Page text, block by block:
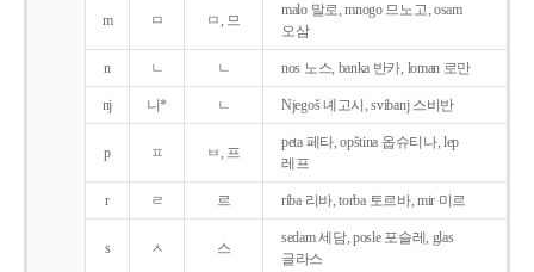
m ㅁ ㅁ, 므
malo 말로, mnogo 므노고, osam
오삼
n ㄴ ㄴ nos 노스, banka 반카, loman 로만
nj 니* ㄴ Njegoš 녜고시, svibanj 스비반
p ㅍ ㅂ, 프
peta 페타, opština 옵슈티나, lep
레프
r ㄹ 르 riba 리바, torba 토르바, mir 미르
s ㅅ 스
sedam 세담, posle 포슬레, glas
글라스